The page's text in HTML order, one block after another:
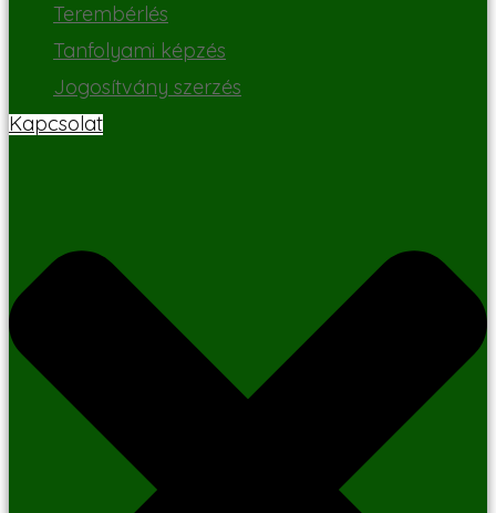
Terembérlés
Tanfolyami képzés
Jogosítvány szerzés
Kapcsolat